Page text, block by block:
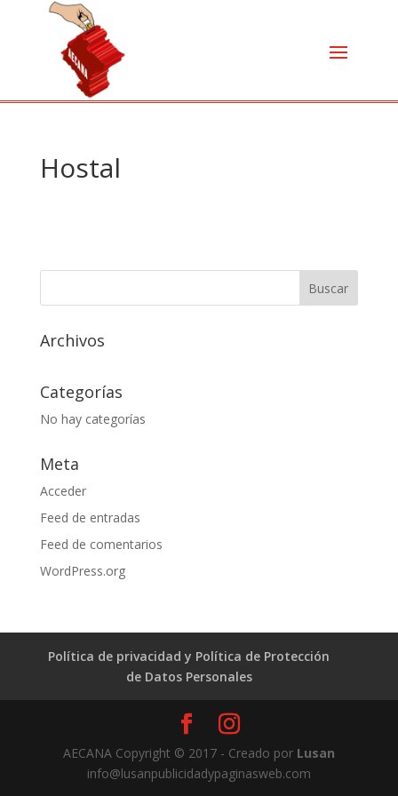
Hostal
Archivos
Categorías
No hay categorías
Meta
Acceder
Feed de entradas
Feed de comentarios
WordPress.org
Política de privacidad y Política de Protección
de Datos Personales
AECANA Copyright © 2017 - Creado porLusan
info@lusanpublicidadypaginasweb.com